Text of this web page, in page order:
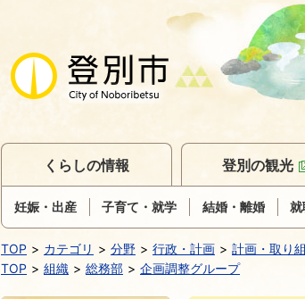
くらしの情報
妊娠・出産 子育て・就学 結婚・離婚
登別の観光
TOP カテゴリ 分野 行政・計画
計画・取り
TOP
組織 総務部 企画調整グループ